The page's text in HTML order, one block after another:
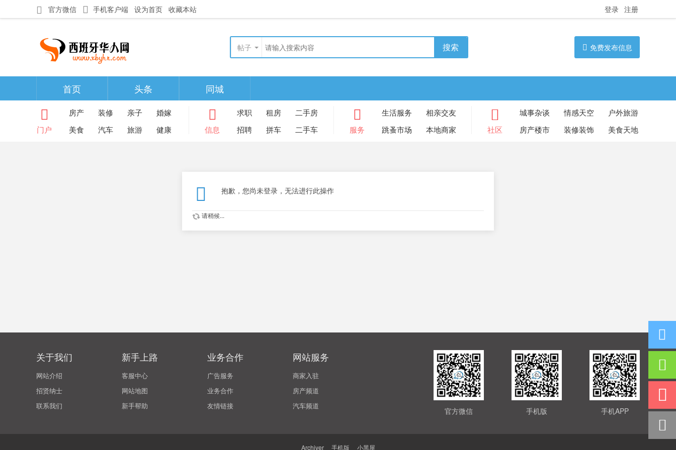
官方微信 手机客户端 设为首页 收藏本站 登录 注册
帖子 搜索 免费发布信息
首页 头条 同城
门户
房产 装修 亲子
婚嫁
美食
汽车 旅游 健康 信息
求职 租房
二手房
招聘
拼车 二手车 服务
生活服务
相亲交友
跳蚤市场
本地商家 社区
城事杂谈 情感天空
户外旅游
房产楼市
装修装饰 美食天地
抱歉，您尚未登录，无法进行此操作
请稍候...
关于我们
网站介绍
招贤纳士
联系我们
新手上路
客服中心
网站地图
新手帮助
业务合作
广告服务
业务合作
友情链接
网站服务
商家入驻
房产频道
汽车频道
手机APP
手机版
官方微信
Archiver 手机版 小黑屋